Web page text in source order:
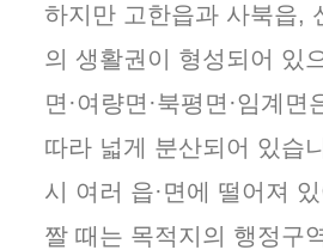
하지만 고한읍과 사북읍,
의 생활권이 형성되어 있
면·여량면·북평면·임계
따라 넓게 분산되어 있습
시 여러 읍·면에 떨어져
짤 때는 목적지의 행정구